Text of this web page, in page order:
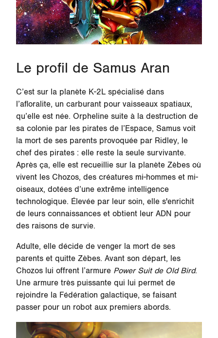
Le profil de Samus Aran
C’est sur la planète K-2Lspécialisé dans
l’afloralite, un carburant pour vaisseaux spatiaux,
qu’elle est née. Orpheline suite à la destruction de
sa colonie par les pirates de l’Espace, Samus voit
la mort de ses parents provoquée par Ridley, le
chef des pirates : elle reste la seule survivante.
Après ça, elle est recueillie sur la planète Zèbes où
vivent les Chozos, des créatures mi-hommes et mi-
oiseaux, dotées d’une extrême intelligence
technologique. Élevée par leur soin, elle s'enrichit
de leurs connaissances et obtient leur ADN pour
des raisons de survie.
Adulte, elle décide de venger la mort de ses
parents et quitte Zèbes. Avant son départ, les
Chozos lui offrent l’armure Power Suit de Old Bird.
Une armure très puissante qui lui permet de
rejoindre la Fédération galactique, se faisant
passer pour un robot aux premiers abords.